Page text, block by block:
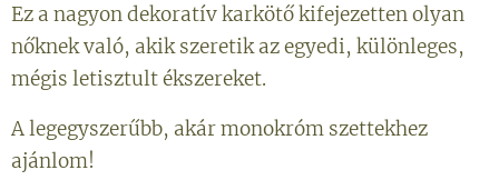
Ez a nagyon dekoratív karkötő kifejezetten olyan
nőknek való, akik szeretik az egyedi, különleges,
mégis letisztult ékszereket.
A legegyszerűbb, akár monokróm szettekhez
ajánlom!